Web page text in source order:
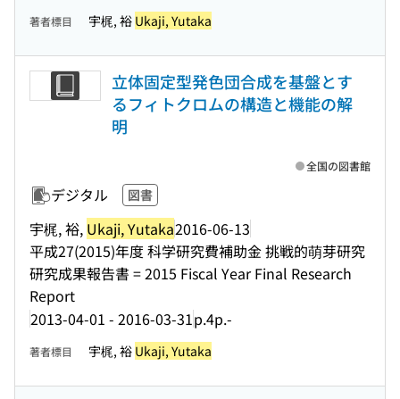
著者標目 宇梶, 裕 Ukaji, Yutaka
立体固定型発色団合成を基盤とす
るフィトクロムの構造と機能の解
明
デジタル 図書
宇梶, 裕, Ukaji, Yutaka2016-06-13
平成27(2015)年度 科学研究費補助金 挑戦的萌芽研究
研究成果報告書 = 2015 Fiscal Year Final Research
Report
2013-04-01 - 2016-03-31p.4p.-
全国の図書館
著者標目 宇梶, 裕 Ukaji, Yutaka